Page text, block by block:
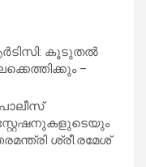
കൂടുതൽ
–
ശ്രീ.രമേശ്